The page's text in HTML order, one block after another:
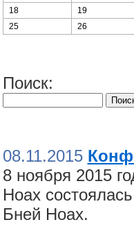
18
19
25
26
Поиск:
08.11.2015
8 ноября 2015
Ноах
Бней Ноах.